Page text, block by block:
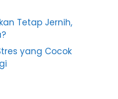
Tetap Jernih,
yang Cocok